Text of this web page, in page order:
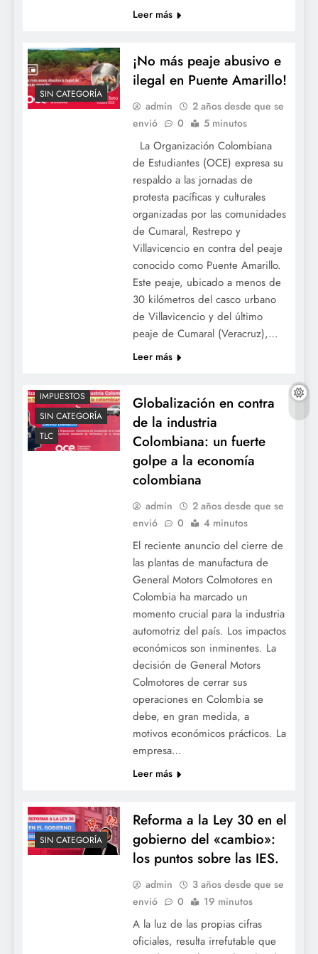
Leer más
SIN CATEGORÍA
¡No más peaje abusivo e
ilegal en Puente Amarillo!
admin
2 años desde que se
envió
0 5 minutos
La Organización Colombiana
de Estudiantes (OCE) expresa su
respaldo a las jornadas de
protesta pacíficas y culturales
organizadas por las comunidades
de Cumaral, Restrepo y
Villavicencio en contra del peaje
conocido como Puente Amarillo.
Este peaje, ubicado a menos de
30 kilómetros del casco urbano
de Villavicencio y del último
peaje de Cumaral (Veracruz),…
Leer más
IMPUESTOS
SIN CATEGORÍA
TLC
Globalización en contra
de la industria
Colombiana: un fuerte
golpe a la economía
colombiana
admin
2 años desde que se
envió
0 4 minutos
El reciente anuncio del cierre de
las plantas de manufactura de
General Motors Colmotores en
Colombia ha marcado un
momento crucial para la industria
automotriz del país. Los impactos
económicos son inminentes. La
decisión de General Motors
Colmotores de cerrar sus
operaciones en Colombia se
debe, en gran medida, a
motivos económicos prácticos. La
empresa…
Leer más
SIN CATEGORÍA
Reforma a la Ley 30 en el
gobierno del «cambio»:
los puntos sobre las IES.
admin
3 años desde que se
envió
0 19 minutos
A la luz de las propias cifras
oficiales, resulta irrefutable que